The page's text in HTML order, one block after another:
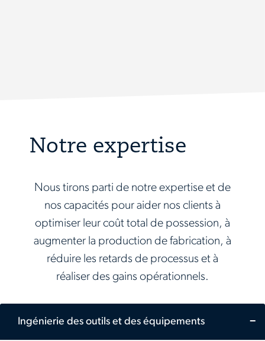
Notre expertise
Nous tirons parti de notre expertise et de
nos capacités pour aider nos clients à
optimiser leur coût total de possession, à
augmenter la production de fabrication, à
réduire les retards de processus et à
réaliser des gains opérationnels.
Ingénierie des outils et des équipements